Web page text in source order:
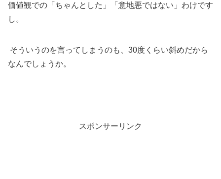
価値観での「ちゃんとした」「意地悪ではない」わけです
し。
そういうのを言ってしまうのも、30度くらい斜めだから
なんでしょうか。
スポンサーリンク